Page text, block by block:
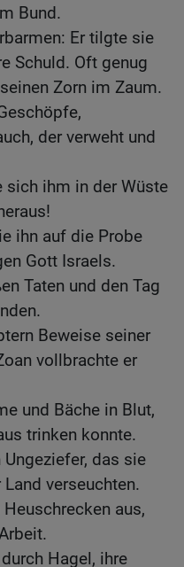
Bund.
Er tilgte sie
Schuld. Oft genug
Zorn im Zaum.
der verweht und
ihm in der Wüste
ihn auf die Probe
Gott Israels.
Taten und den Tag
Beweise seiner
vollbrachte er
und Bäche in Blut,
trinken konnte.
das sie
verseuchten.
aus,
Hagel, ihre